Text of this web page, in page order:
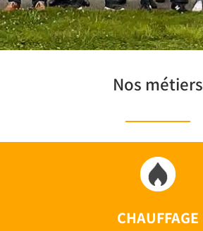
Nos métiers
CHAUFFAGE